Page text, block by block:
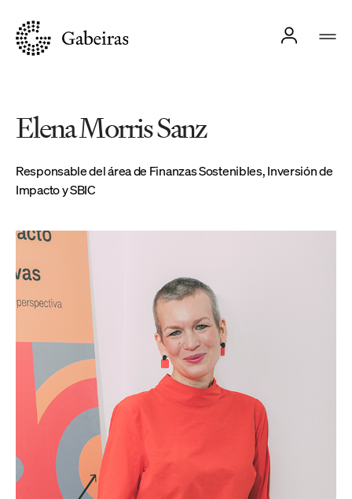
Elena Morris Sanz
Responsable del área de Finanzas Sostenibles, Inversión de
Impacto y SBIC